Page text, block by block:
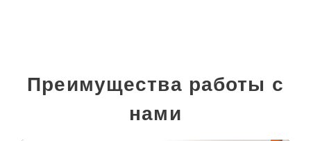
Преимущества работы с
нами